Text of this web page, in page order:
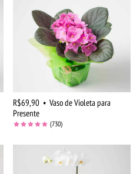
R$69,90 • Vaso de Violeta para
Presente
(730)